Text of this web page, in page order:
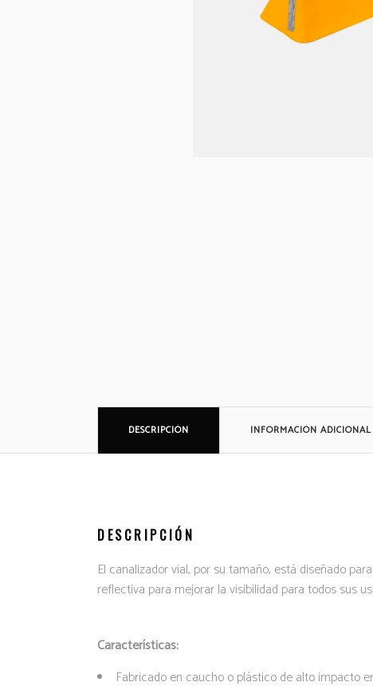
DESCRIPCIÓN INFORMACIÓN ADICIONAL
DESCRIPCIÓN
El canalizador vial, por su tamaño, está diseñado
reflectiva para mejorar la visibilidad para todos sus
Características:
Fabricado en caucho o plástico de alto impacto